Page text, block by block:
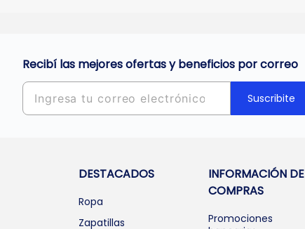
Recibí las mejores ofertas y beneficios por correo
Suscribite
DESTACADOS
Ropa
Zapatillas
INFORMACIÓN DE
COMPRAS
Promociones